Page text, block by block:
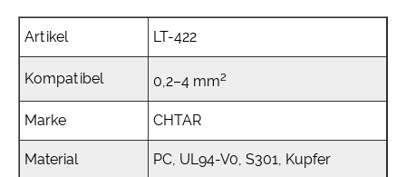
Artikel LT-422
Kompatibel 0,2–4 mm2
Marke CHTAR
Material PC, UL94-V0, S301, Kupfer